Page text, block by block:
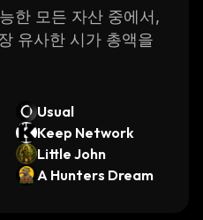
한 모든 자산 중에서,
유사한 시가 총액을
Usual
Keep Network
Little John
A Hunters Dream